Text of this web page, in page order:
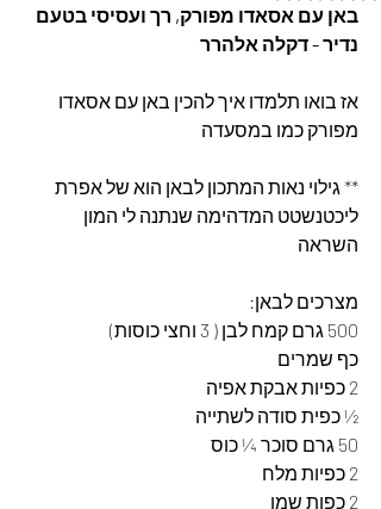
באן עם אסאדו מפורק, רך ועסיסי בטעם
נדיר - דקלה אלהרר
אז בואו תלמדו איך להכין באן עם אסאדו
מפורק כמו במסעדה
** גילוי נאות המתכון לבאן הוא של אפרת
ליכטנשטט המדהימה שנתנה לי המון
השראה
מצרכים לבאן:
500 גרם קמח לבן ( 3 וחצי כוסות)
כף שמרים
2 כפיות אבקת אפיה
½ כפית סודה לשתייה
50 גרם סוכר ¼ כוס
2 כפיות מלח
2 כפות שמן